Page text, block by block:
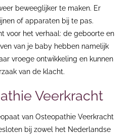
beweeglijker te maken. Er
of apparaten bij te pas.
voor het verhaal: de geboorte en
van je baby hebben namelijk
vroege ontwikkeling en kunnen
van de klacht.
Veerkracht
van Osteopathie Veerkracht
bij zowel het Nederlandse